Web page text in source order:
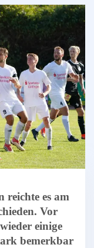
reichte es am
Vor
einige
bemerkbar